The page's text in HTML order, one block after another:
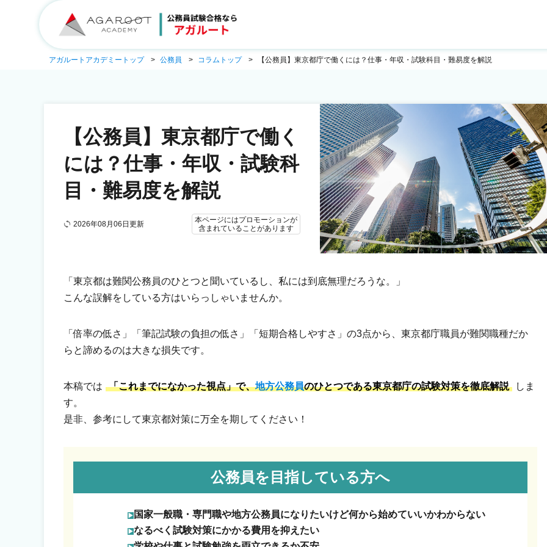
アガルートアカデミートップ 公務員 コラムトップ 【公務員】東京都庁で働くには？仕事・年収・試験科目・難易度を解説
【公務員】東京都庁で働く
には？仕事・年収・試験科
目・難易度を解説
2026年08月06日更新
本ページにはプロモーションが
含まれていることがあります
「東京都は難関公務員のひとつと聞いているし、私には到底無理だろうな。」
こんな誤解をしている方はいらっしゃいませんか。
「倍率の低さ」「筆記試験の負担の低さ」「短期合格しやすさ」の3点から、東京都庁職員が難関職種だか
らと諦めるのは大きな損失です。
本稿では 「これまでになかった視点」で、地方公務員のひとつである東京都庁の試験対策を徹底解説
しま
す。
是非、参考にして東京都対策に万全を期してください！
公務員を目指している方へ
国家一般職・専門職や地方公務員になりたいけど何から始めていいかわからない
なるべく試験対策にかかる費用を抑えたい